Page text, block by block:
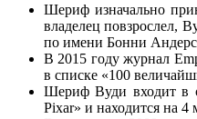
Шериф изначально
владелец повзрослел,
по имени Бонни
В 2015 году журнал
в списке «100
Шериф Вуди входит в
Pixar» и находится на 4